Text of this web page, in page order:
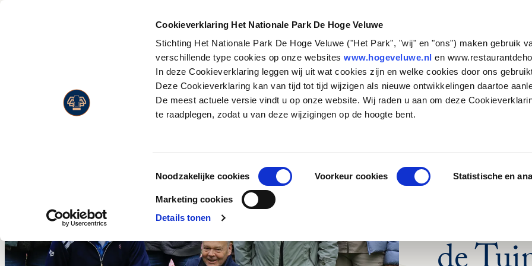
Cookieverklaring Het Nationale Park De Hoge Veluwe
Stichting Het Nationale Park De Hoge Veluwe ("Het Park", "wij" en "ons") maken gebruik
verschillende type cookies op onze websiteswww.hogeveluwe.nl en
In deze Cookieverklaring leggen wij uit wat cookies zijn en welke cookies door ons
Deze Cookieverklaring kan van tijd tot tijd wijzigen als nieuwe ontwikkelingen daartoe
De meest actuele versie vindt u op onze website. Wij raden u aan om deze
te raadplegen, zodat u van deze wijzigingen op de hoogte bent.
Noodzakelijke cookies Voorkeur cookies Statistische en
Marketing cookies
Details tonen
BEZOEK
Route & adres
Activiteiten
Museonder
Jachthuis Sint Hubertus
Kröller-Müller Museum
Fietsen
Paardrijden
Zakelijk bezoek
Families en andere
groepen
Touroperators
Basisschool
Voortgezet Onderwijs
MBO, HBO en WO
Speciaal onderwijs
CULTUUR
Flora
Fauna
Landschappen
Live Wildcam
Historische verhalen
Kunst & Architectuur
Jachthuis Sint Hubertus
Kröller-Müller Museum
Natuurbeheer
Onderzoeken in het Park
Updates
Particulieren
Bedrijven
Fondsen en stichtingen
Organisatie
Werken bij
Stage lopen in
Jouw urn in het
Contact
DE LAATSTE